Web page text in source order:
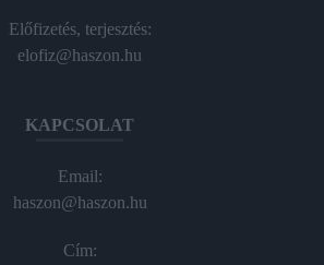
Előfizetés, terjesztés:
elofiz@haszon.hu
KAPCSOLAT
Email:
haszon@haszon.hu
Cím: